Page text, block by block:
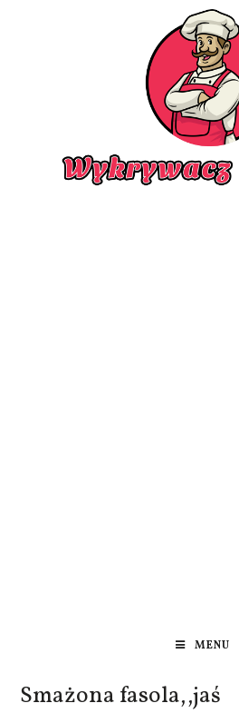
MENU
Smażona fasola,,jaś